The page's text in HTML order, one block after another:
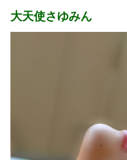
大天使さゆみん